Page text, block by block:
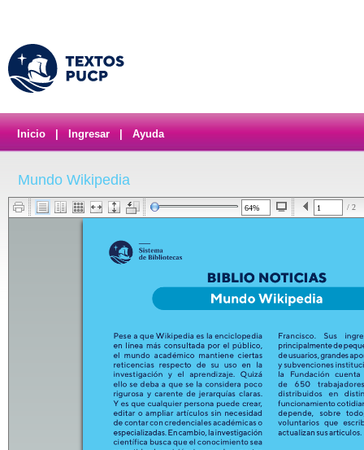
Inicio Ingresar Ayuda
Mundo Wikipedia
/ 2